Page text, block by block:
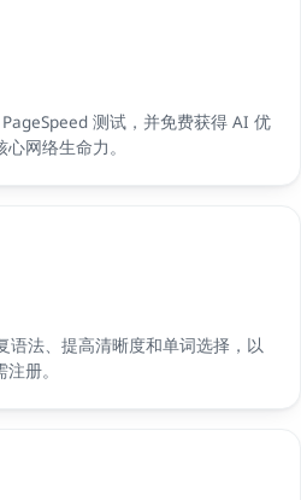
测试，并免费获得 AI 优
网络生命力。
法、提高清晰度和单词选择，以
册。